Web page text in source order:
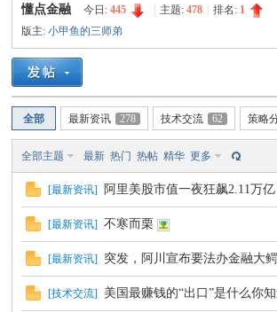
鱼 » › ›
懂点金融 今日:445 主题:478 排名: 1
版主:小甲鱼的三师弟
全部 最新资讯 278 技术交流 62 策略
全部主题 最新 热门 热帖 精华 更多
[最新资讯] 阿里美股市值一夜狂飙2.11万亿
[最新资讯] 不寒而栗
[最新资讯] 突发，阿川宣布要法办金融大
[技术交流] 美国最赚钱的“出口”是什么你